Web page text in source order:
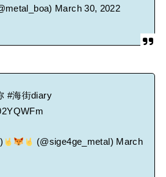
March 30, 2022
#海街diary
(@sige4ge_metal) March